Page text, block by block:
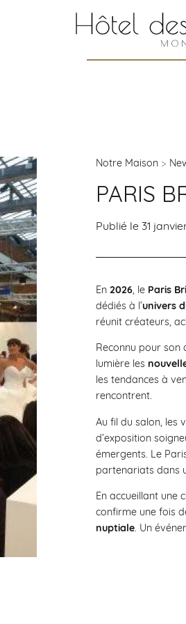
Notre Maison
PARIS
Publié le 31
En 2026, le Paris
dédiés à l’univers
réunit créateurs,
Reconnu pour son
lumière les
les tendances à
rencontrent.
Au fil du salon, les
d’exposition
émergents. Le
partenariats dans
En accueillant une
confirme une fois
nuptiale. Un